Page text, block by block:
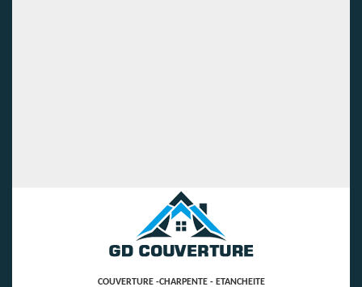
COUVERTURE -CHARPENTE - ETANCHEITE